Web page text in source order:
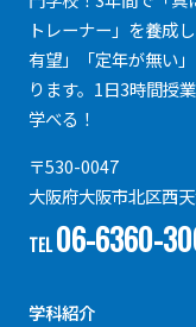
トレーナー」を養成
有望」「定年が無い
ります。1日3時間授
学べる！
〒530-0047
大阪府大阪市北区西
TEL06-6360-
学科紹介